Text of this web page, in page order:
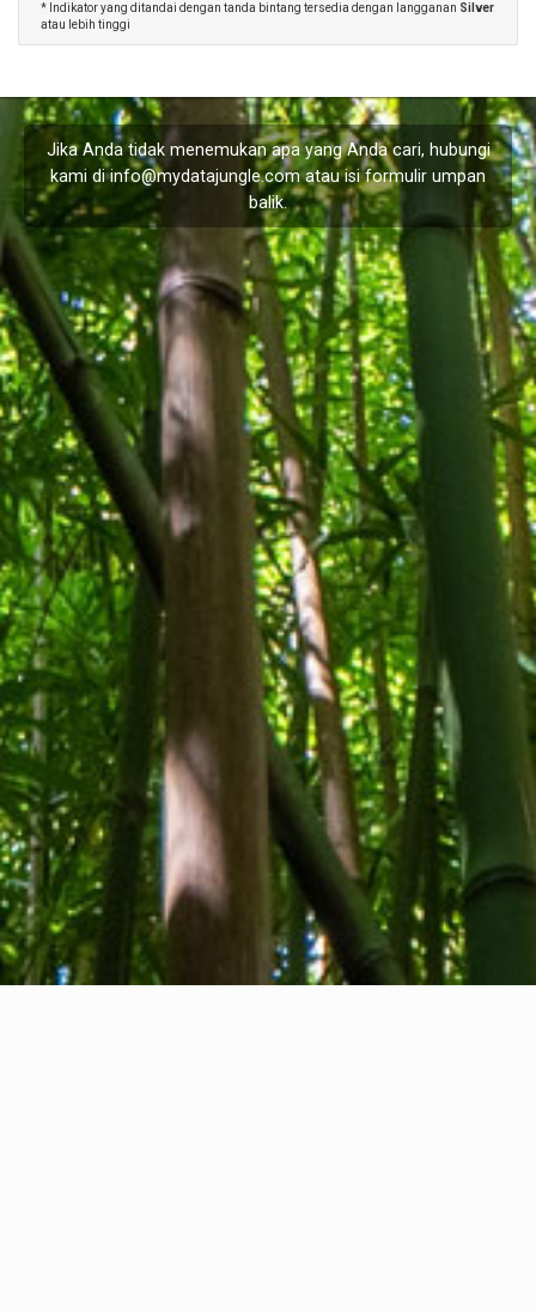
* Indikator yang ditandai dengan tanda bintang tersedia dengan langganan Silver
atau lebih tinggi
Jika Anda tidak menemukan apa yang Anda cari, hubungi
kami diinfo@mydatajungle.comatau isi formulir umpan
balik.